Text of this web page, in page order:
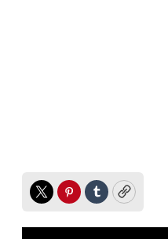
TwitterPinterest
TumblrCopy